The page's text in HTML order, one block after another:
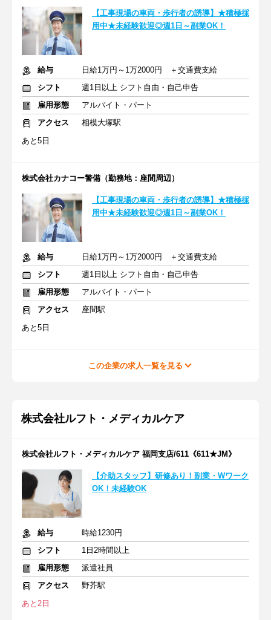
【工事現場の車両・歩行者の誘導】★積極採
用中★未経験歓迎◎週1日～副業OK！
給与
日給1万円～1万2000円 ＋交通費支給
シフト
週1日以上 シフト自由・自己申告
雇用形態
アルバイト・パート
アクセス
相模大塚駅
あと5日
株式会社カナコー警備（勤務地：座間周辺）
【工事現場の車両・歩行者の誘導】★積極採
用中★未経験歓迎◎週1日～副業OK！
給与
日給1万円～1万2000円 ＋交通費支給
シフト
週1日以上 シフト自由・自己申告
雇用形態
アルバイト・パート
アクセス
座間駅
あと5日
この企業の求人一覧を見る
株式会社ルフト・メディカルケア
株式会社ルフト・メディカルケア 福岡支店/611《611★JM》
【介助スタッフ】研修あり！副業・Wワーク
OK！未経験OK
給与
時給1230円
シフト
1日2時間以上
雇用形態
派遣社員
アクセス
野芥駅
あと2日